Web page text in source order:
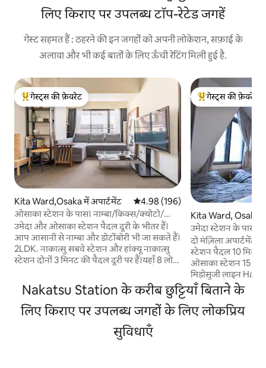
लिए किराए पर उपलब्ध टॉप-रेटेड जगहें
गेस्ट सहमत हैं : ठहरने की इन जगहों को अपनी लोकेशन, सफ़ाई के
अलावा और भी कई बातों के लिए ऊँची रेटिंग मिली हुई है.
गेस्ट्स का टॉप फ़ेवरेट
गेस्ट्स की फ़ेवरेट
Kita Ward,Osaka में अपार्टमेंट औसत रेटिंग 5 में से 4.98, 196 समीक्षाएँ
4.98 (196)
ओसाका स्टेशन के पास। नाम्बा/किक्स/क्योटो/
यूएसजे तक आसानी से पहुँचें
उमेदा और ओसाका स्टेशन पैदल दूरी के भीतर हैं।
आप आसानी से नाम्बा और डोटोंबोरी भी जा सकते हैं।
2LDK. नाकात्सु सबवे स्टेशन और हांक्यू नाकात्सु
स्टेशन दोनों 3 मिनट की पैदल दूरी पर हैं।यहाँ 8 लोगों
बेडरूम।वहाँ एक लिफ़्ट है। कानसाई एयरपोर्ट से
उमेदा तक बस या ट्रेन से जाने में 1 घंटे का समय लगता
है। नाम्बा, शिनसाइबाशी, शिन-ओसाका और टेन्नोजी
तक नाकात्सु सबवे स्टेशन से सीधे पहुँचा जा सकता
कोबे से लगभग 30 मिनट की दूरी पर। क्योटो, नारा,
गेस्ट्स का टॉप फ़ेवरेट
गेस्ट्स की फ़ेवरेट
Kita Ward, Osaka
उमेदा स्टेशन के पास।
तक आसानी से पहुँचें
दो मंज़िला अपार्टमेंट
स्टेशन पैदल 10 मिनट
ओसाका स्टेशन 15
मिडोसुजी लाइन
मिनट की पैदल दूरी
बेडरूम। क्योटो जाना आसान है। कानसाई एयरपोर्ट से
उमेदा तक बस या ट्रेन
है। नाम्बा,
Nakatsu Station के करीब छुट्टियाँ बिताने के
लिए किराए पर उपलब्ध जगहों के लिए लोकप्रिय
सुविधाएँ